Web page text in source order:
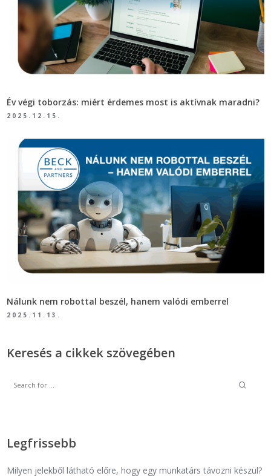
Év végi toborzás: miért érdemes most is aktívnak maradni?
2025.12.15.
Nálunk nem robottal beszél, hanem valódi emberrel
2025.11.13.
Keresés a cikkek szövegében
Legfrissebb
Milyen jelekből látható előre, hogy egy munkatárs távozni készül?